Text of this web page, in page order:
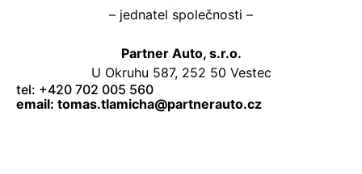
– jednatel společnosti –
Partner Auto, s.r.o.
U Okruhu 587, 252 50 Vestec
tel: +420 702 005 560
email: tomas.tlamicha@partnerauto.cz